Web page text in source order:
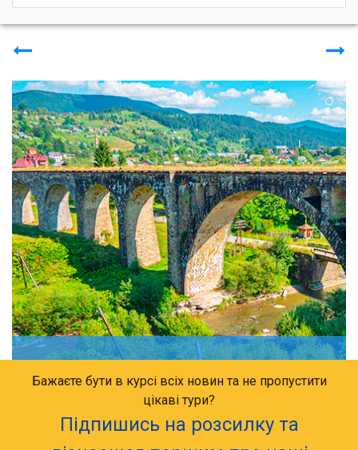
Бажаєте бути в курсі всіх новин та не пропустити
цікаві тури?
Підпишись на розсилку та